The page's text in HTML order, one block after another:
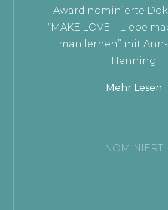
Award nominierte
“MAKE LOVE – Liebe
man lernen” mit
Henning
Mehr Lesen
NOMINIERT